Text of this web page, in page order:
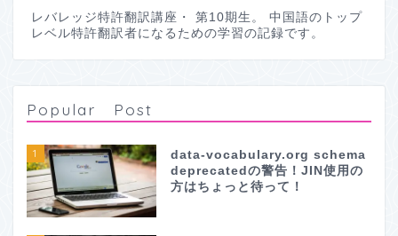
レバレッジ特許翻訳講座・ 第10期生。 中国語のトップ
レベル特許翻訳者になるための学習の記録です。
Popular Post
1
data-vocabulary.org schema
deprecatedの警告！JIN使用の
方はちょっと待って！